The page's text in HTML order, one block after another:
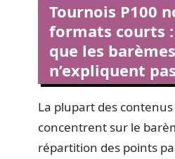
Tournois P100
formats courts
que les barèmes
n’expliquent pas
La plupart des contenus
concentrent sur le
répartition des points